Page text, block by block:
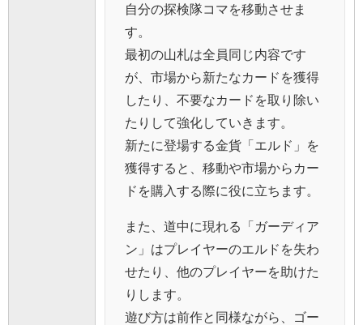
自分の探検隊コマを移動させま
す。
最初の山札は全員同じ内容です
が、市場から新たなカードを獲得
したり、不要なカードを取り除い
たりして強化していきます。
新たに登場する金貨「エルド」を
獲得すると、移動や市場からカー
ドを購入する際に役に立ちます。
また、道中に現れる「ガーディア
ン」はプレイヤーのエルドを失わ
せたり、他のプレイヤーを助けた
りします。
遊び方は前作と同様ながら、ゴー